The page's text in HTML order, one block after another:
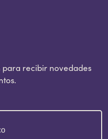
para recibir novedades